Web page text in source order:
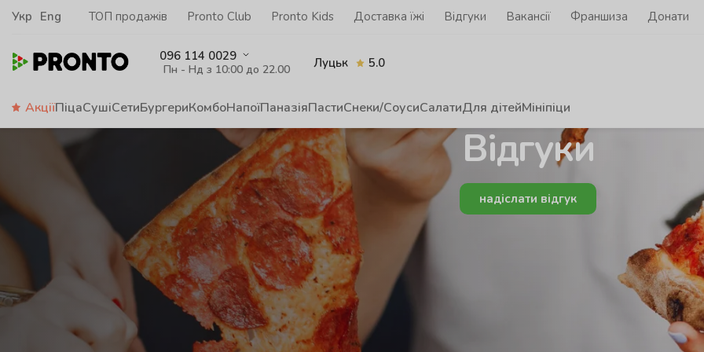
Укр Eng ТОП продажів Pronto Club Pronto Kids Доставка їжі Відгуки Вакансії Франшиза Донати
096 114 0029
Пн - Нд з 10:00 до 22.00 Луцьк 5.0
АкціїПіцаСушіСетиБургериКомбоНапоїПаназіяПастиСнеки/СоусиСалатиДля дітейМініпіци
Відгуки
надіслати відгук